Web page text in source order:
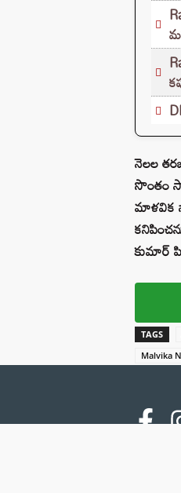
నెలల
సొంతం
మాళవిక
కుమార్ పి
TAGS
Malvika